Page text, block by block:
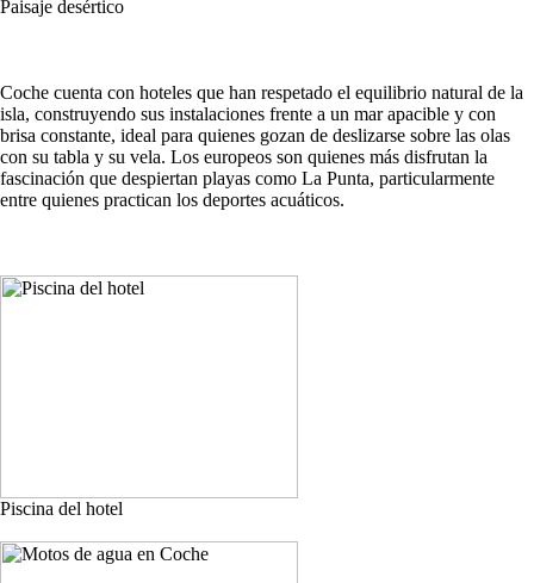
Paisaje desértico
Coche cuenta con hoteles que han respetado el equilibrio natural de la
isla, construyendo sus instalaciones frente a un mar apacible y con
brisa constante, ideal para quienes gozan de deslizarse sobre las olas
con su tabla y su vela. Los europeos son quienes más disfrutan la
fascinación que despiertan playas como La Punta, particularmente
entre quienes practican los deportes acuáticos.
Piscina del hotel